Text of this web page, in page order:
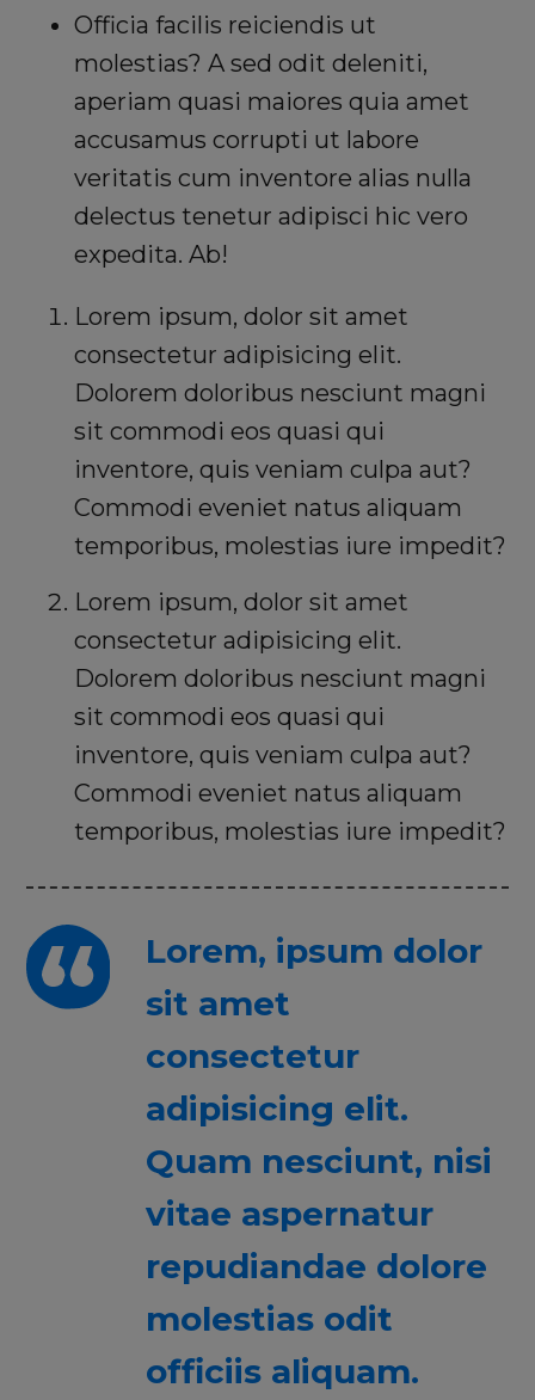
Officia facilis reiciendis ut
molestias? A sed odit deleniti,
aperiam quasi maiores quia amet
accusamus corrupti ut labore
veritatis cum inventore alias nulla
delectus tenetur adipisci hic vero
expedita. Ab!
Lorem ipsum, dolor sit amet
consectetur adipisicing elit.
Dolorem doloribus nesciunt magni
sit commodi eos quasi qui
inventore, quis veniam culpa aut?
Commodi eveniet natus aliquam
temporibus, molestias iure impedit?
Lorem ipsum, dolor sit amet
consectetur adipisicing elit.
Dolorem doloribus nesciunt magni
sit commodi eos quasi qui
inventore, quis veniam culpa aut?
Commodi eveniet natus aliquam
temporibus, molestias iure impedit?
Lorem, ipsum dolor
sit amet
consectetur
adipisicing elit.
Quam nesciunt, nisi
vitae aspernatur
repudiandae dolore
molestias odit
officiis aliquam.